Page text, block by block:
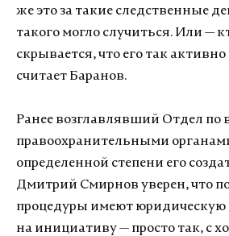
же это за такие следственные
такого могло случиться. Или —
скрывается, что его так
считает Баранов.
Ранее возглавлявший Отдел по
правоохранительными
определенной степени его
Дмитрий Смирнов уверен, что
процедуры имеют юридическую
на инициативу — просто так, с